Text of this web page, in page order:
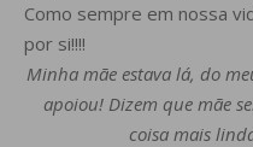
Como sempre em nossa
por si!!!!
Minha mãe estava lá, do
apoiou! Dizem que mãe
coisa mais